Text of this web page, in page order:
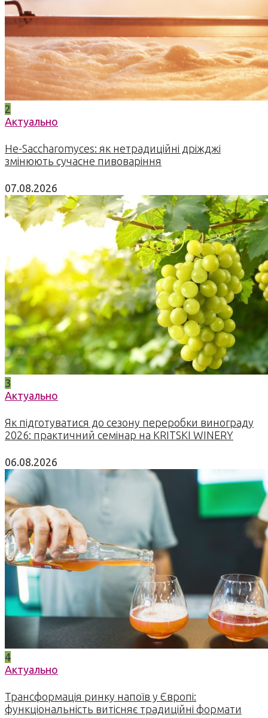
2
Актуально
Не-Saccharomyces: як нетрадиційні дріжджі
змінюють сучасне пивоваріння
07.08.2026
3
Актуально
Як підготуватися до сезону переробки винограду
2026: практичний семінар на KRITSKI WINERY
06.08.2026
4
Актуально
Трансформація ринку напоїв у Європі:
функціональність витісняє традиційні формати